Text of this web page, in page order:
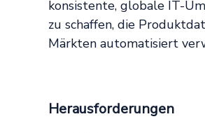
konsistente, globale IT-
zu schaffen, die
Märkten automatisiert
Herausforderungen